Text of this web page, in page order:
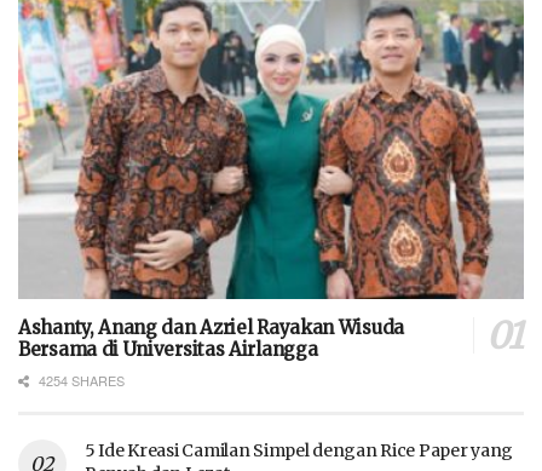
Ashanty, Anang dan Azriel Rayakan Wisuda
Bersama di Universitas Airlangga
4254 SHARES
5 Ide Kreasi Camilan Simpel dengan Rice Paper yang